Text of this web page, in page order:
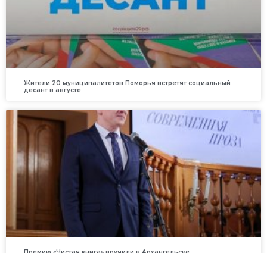
Жители 20 муниципалитетов Поморья встретят социальный
десант в августе